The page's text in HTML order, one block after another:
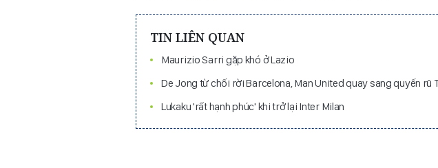
TIN LIÊN QUAN
Maurizio Sarri gặp khó ở Lazio
De Jong từ chối rời Barcelona, Man United quay sang quyến rũ
Lukaku 'rất hạnh phúc' khi trở lại Inter Milan